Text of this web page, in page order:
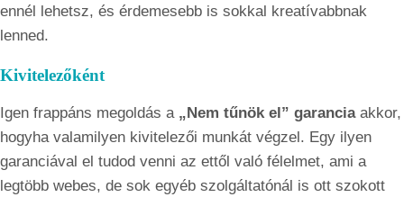
ennél lehetsz, és érdemesebb is sokkal kreatívabbnak
lenned.
Kivitelezőként
Igen frappáns megoldás a „Nem tűnök el” garanciaakkor,
hogyha valamilyen kivitelezői munkát végzel. Egy ilyen
garanciával el tudod venni az ettől való félelmet, ami a
legtöbb webes, de sok egyéb szolgáltatónál is ott szokott